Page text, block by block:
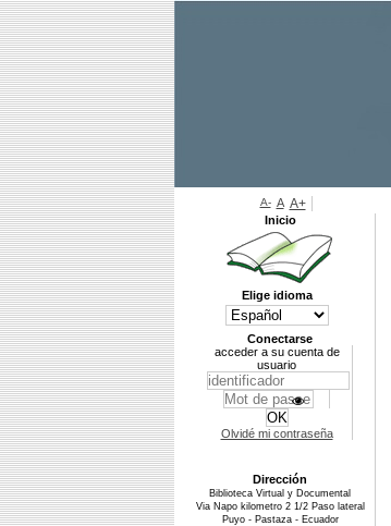
A- A A+
Inicio
Elige idioma
Conectarse
acceder a su cuenta de
usuario
Olvidé mi contraseña
Dirección
Biblioteca Virtual y Documental
Via Napo kilometro 2 1/2 Paso lateral
Puyo - Pastaza - Ecuador